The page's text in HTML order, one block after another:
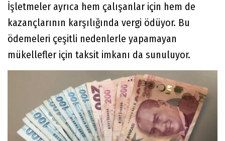
İşletmeler ayrıca hem çalışanlar için hem de
kazançlarının karşılığında vergi ödüyor. Bu
ödemeleri çeşitli nedenlerle yapamayan
mükellefler için taksit imkanı da sunuluyor.